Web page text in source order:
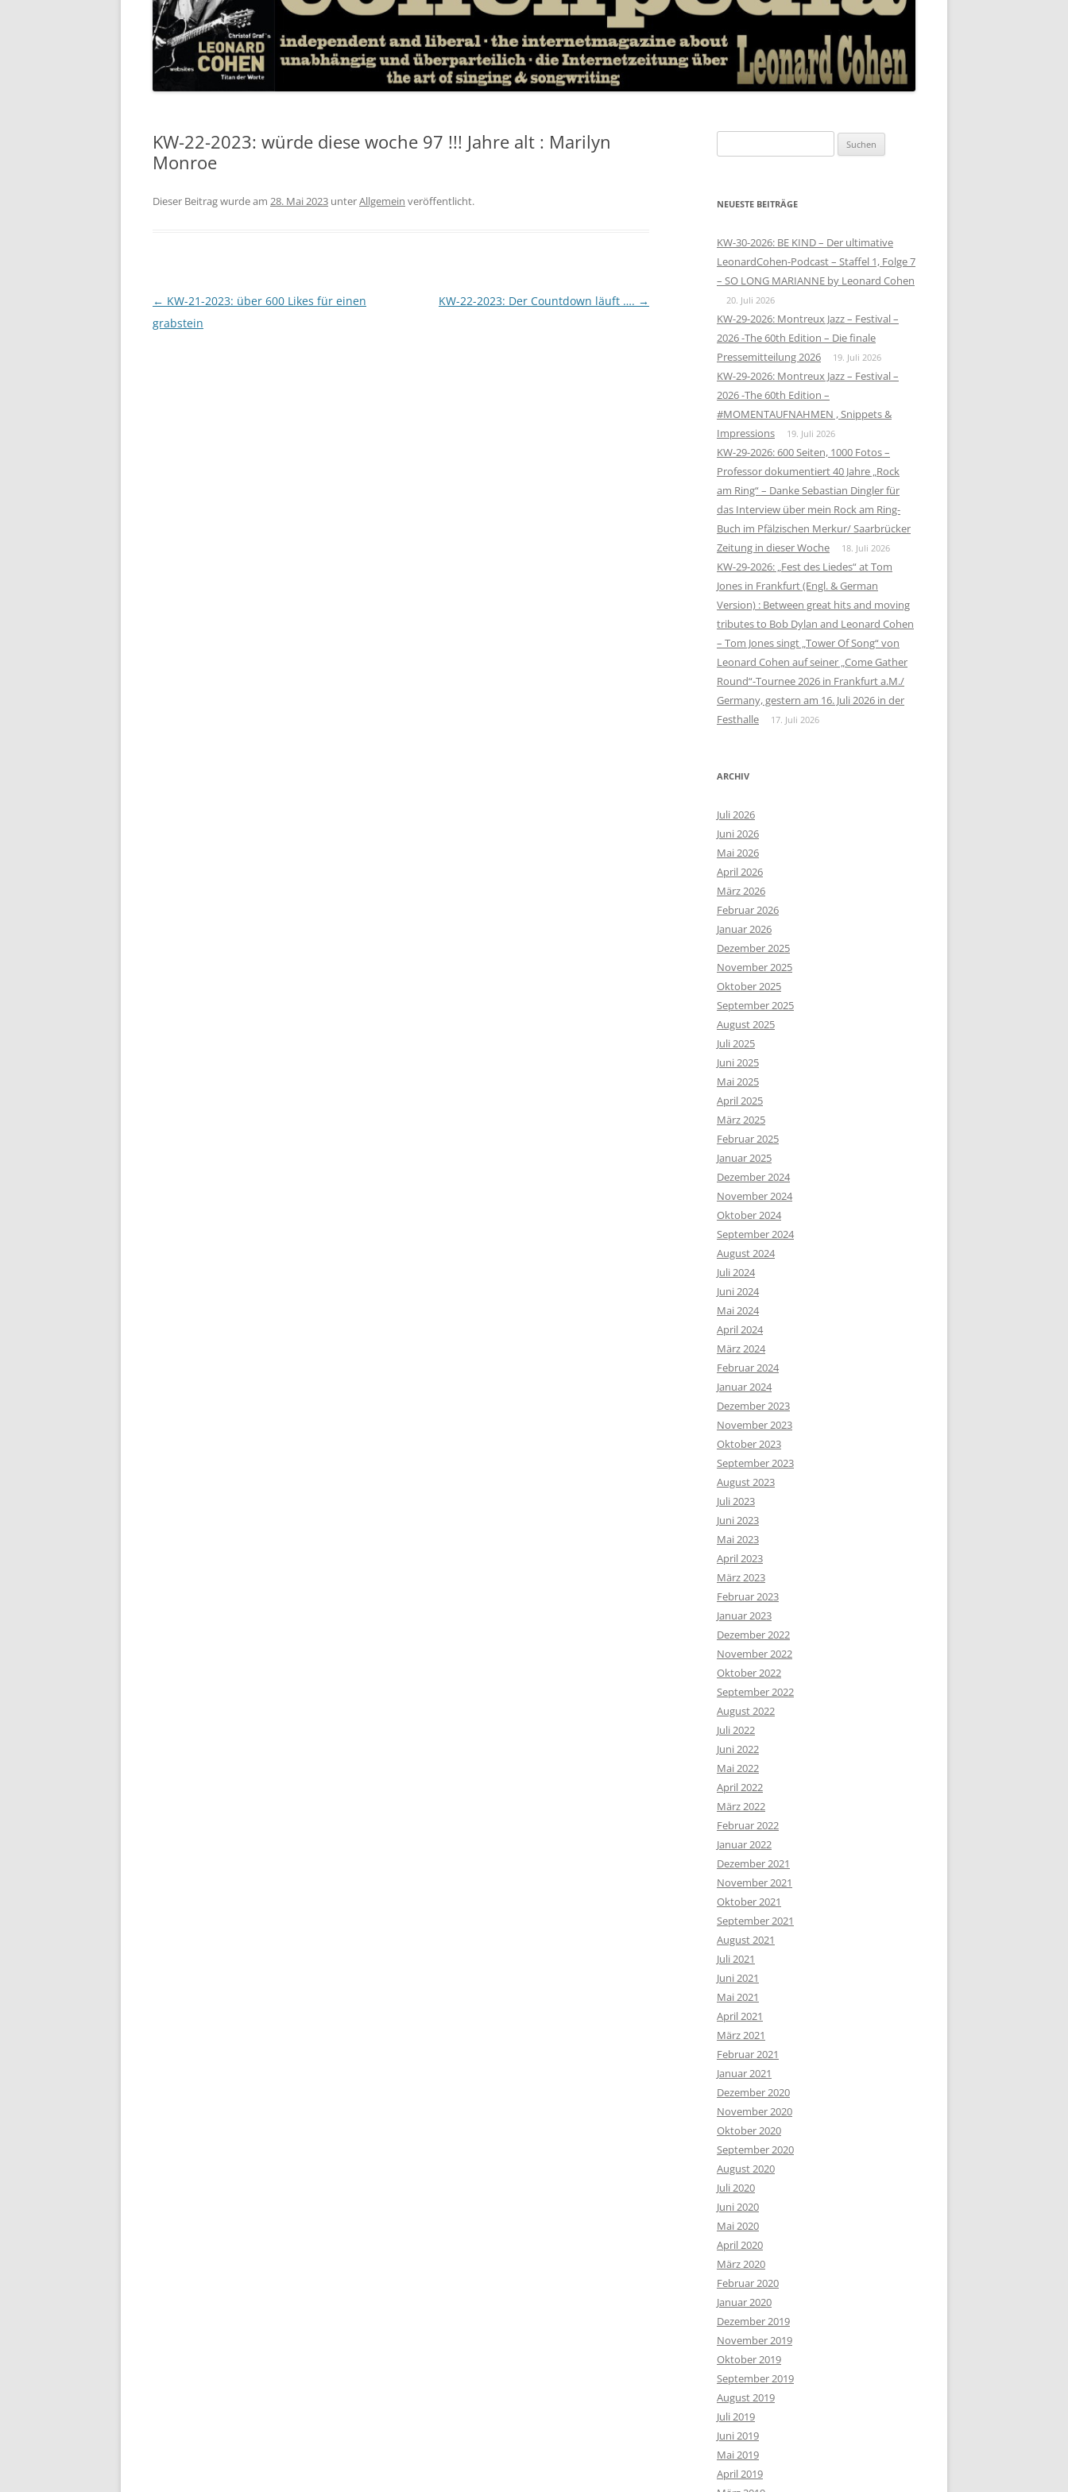
KW-22-2023: würde diese woche 97 !!! Jahre alt : Marilyn
Monroe
Dieser Beitrag wurde am 28. Mai 2023 unterAllgemein veröffentlicht.
Beitragsnavigation
← KW-21-2023: über 600 Likes für einen
grabstein
KW-22-2023: Der Countdown läuft …. →
nach:
NEUESTE BEITRÄGE
KW-30-2026: BE KIND – Der ultimative
LeonardCohen-Podcast – Staffel 1, Folge 7
– SO LONG MARIANNE by Leonard Cohen
20. Juli 2026
KW-29-2026: Montreux Jazz – Festival –
2026 -The 60th Edition – Die finale
Pressemitteilung 2026
19. Juli 2026
KW-29-2026: Montreux Jazz – Festival –
2026 -The 60th Edition –
#MOMENTAUFNAHMEN , Snippets &
Impressions
19. Juli 2026
KW-29-2026: 600 Seiten, 1000 Fotos –
Professor dokumentiert 40 Jahre „Rock
am Ring“ – Danke Sebastian Dingler für
das Interview über mein Rock am Ring-
Buch im Pfälzischen Merkur/ Saarbrücker
Zeitung in dieser Woche
18. Juli 2026
KW-29-2026: „Fest des Liedes“ at Tom
Jones in Frankfurt (Engl. & German
Version) : Between great hits and moving
tributes to Bob Dylan and Leonard Cohen
– Tom Jones singt „Tower Of Song“ von
Leonard Cohen auf seiner „Come Gather
Round“-Tournee 2026 in Frankfurt a.M./
Germany, gestern am 16. Juli 2026 in der
Festhalle
17. Juli 2026
ARCHIV
Juli 2026
Juni 2026
Mai 2026
April 2026
März 2026
Februar 2026
Januar 2026
Dezember 2025
November 2025
Oktober 2025
September 2025
August 2025
Juli 2025
Juni 2025
Mai 2025
April 2025
März 2025
Februar 2025
Januar 2025
Dezember 2024
November 2024
Oktober 2024
September 2024
August 2024
Juli 2024
Juni 2024
Mai 2024
April 2024
März 2024
Februar 2024
Januar 2024
Dezember 2023
November 2023
Oktober 2023
September 2023
August 2023
Juli 2023
Juni 2023
Mai 2023
April 2023
März 2023
Februar 2023
Januar 2023
Dezember 2022
November 2022
Oktober 2022
September 2022
August 2022
Juli 2022
Juni 2022
Mai 2022
April 2022
März 2022
Februar 2022
Januar 2022
Dezember 2021
November 2021
Oktober 2021
September 2021
August 2021
Juli 2021
Juni 2021
Mai 2021
April 2021
März 2021
Februar 2021
Januar 2021
Dezember 2020
November 2020
Oktober 2020
September 2020
August 2020
Juli 2020
Juni 2020
Mai 2020
April 2020
März 2020
Februar 2020
Januar 2020
Dezember 2019
November 2019
Oktober 2019
September 2019
August 2019
Juli 2019
Juni 2019
Mai 2019
April 2019